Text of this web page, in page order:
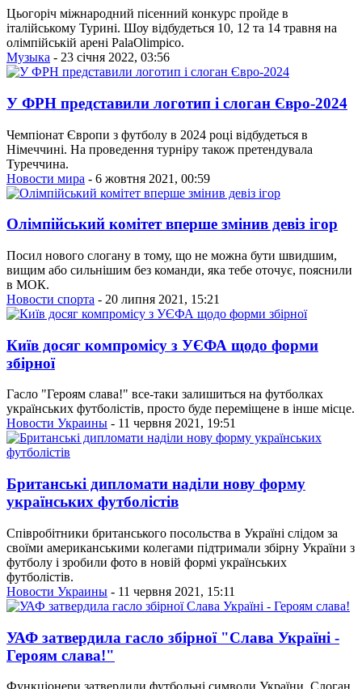
Цьогоріч міжнародний пісенний конкурс пройде в
італійському Турині. Шоу відбудеться 10, 12 та 14 травня на
олімпійській арені PalaOlimpico.
Музыка - 23 січня 2022, 03:56
У ФРН представили логотип і слоган Євро-2024
Чемпіонат Європи з футболу в 2024 році відбудеться в
Німеччині. На проведення турніру також претендувала
Туреччина.
Новости мира - 6 жовтня 2021, 00:59
Олімпійський комітет вперше змінив девіз ігор
Посил нового слогану в тому, що не можна бути швидшим,
вищим або сильнішим без команди, яка тебе оточує, пояснили
в МОК.
Новости спорта - 20 липня 2021, 15:21
Київ досяг компромісу з УЄФА щодо форми
збірної
Гасло "Героям слава!" все-таки залишиться на футболках
українських футболістів, просто буде переміщене в інше місце.
Новости Украины - 11 червня 2021, 19:51
Британські дипломати наділи нову форму
українських футболістів
Співробітники британського посольства в Україні слідом за
своїми американськими колегами підтримали збірну України з
футболу і зробили фото в новій формі українських
футболістів.
Новости Украины - 11 червня 2021, 15:11
УАФ затвердила гасло збірної "Слава Україні -
Героям слава!"